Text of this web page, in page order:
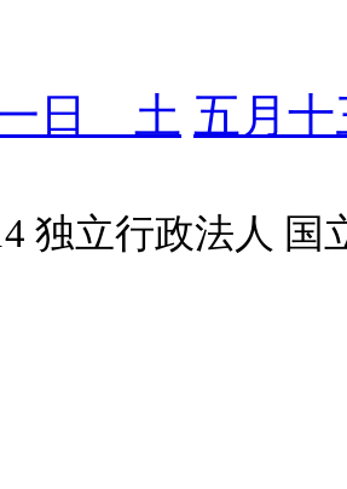
日 土 五月
独立行政法人 国